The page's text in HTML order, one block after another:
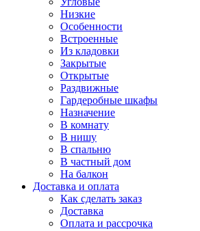
Низкие
Особенности
Встроенные
Из кладовки
Закрытые
Открытые
Раздвижные
Гардеробные шкафы
Назначение
В комнату
В нишу
В спальню
В частный дом
На балкон
Доставка и оплата
Как сделать заказ
Доставка
Оплата и рассрочка